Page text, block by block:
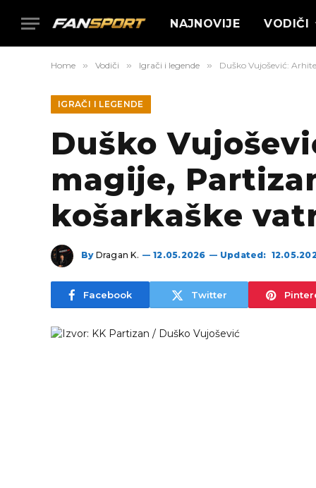
NAJNOVIJE VODIČI
Home » Vodiči » Igrači i legende » Duško Vujošević:
IGRAČI I LEGENDE
Duško
magije,
košarkaške
By Dragan K. 12.05.2026 Updated:
Facebook Twitter